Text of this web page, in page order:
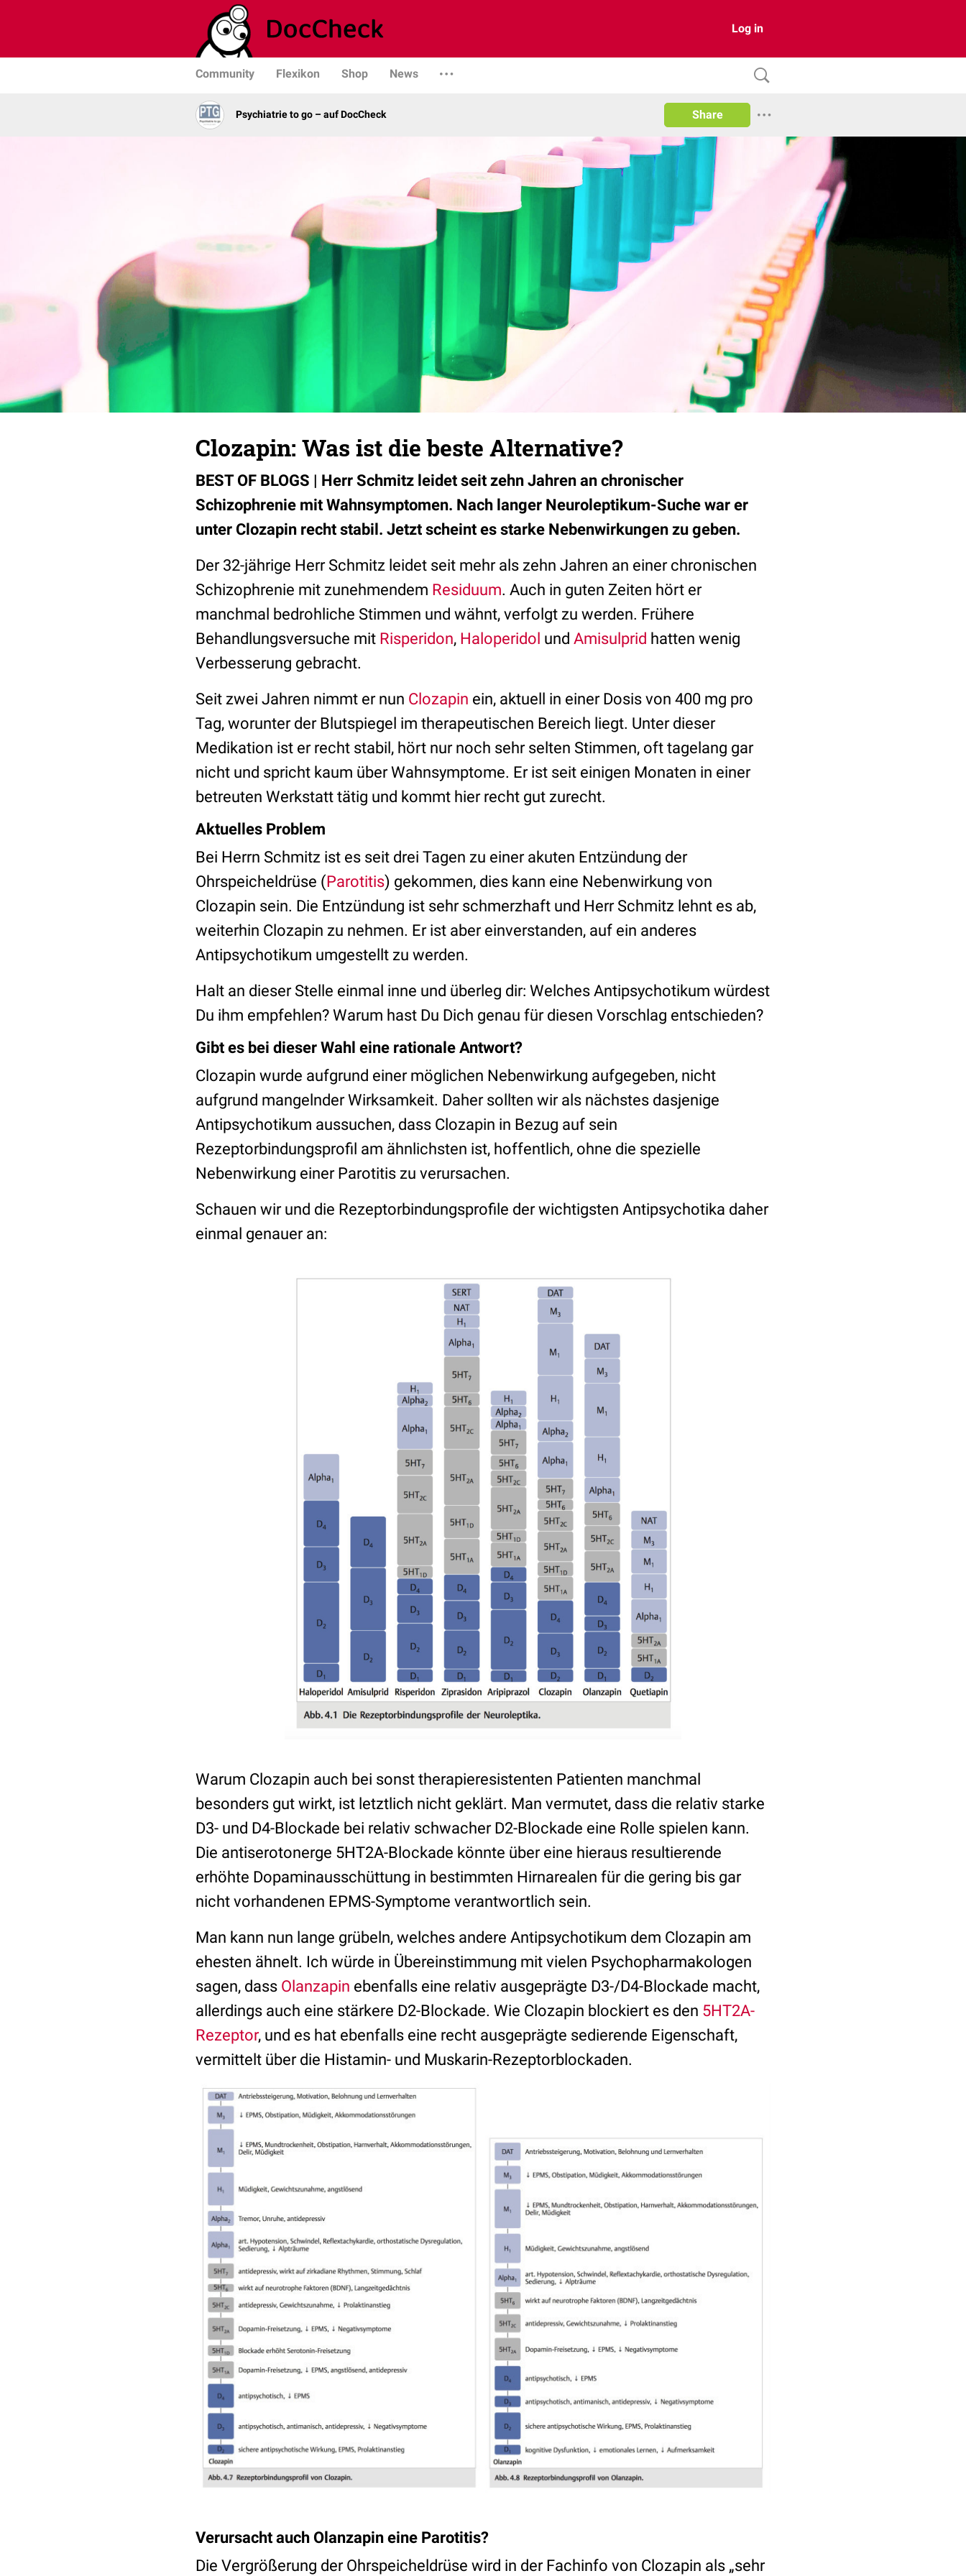
Log in
Community Flexikon Shop News
Psychiatrie to go – auf DocCheck Share
Clozapin: Was ist die beste Alternative?
BEST OF BLOGS | Herr Schmitz leidet seit zehn Jahren an chronischer
Schizophrenie mit Wahnsymptomen. Nach langer Neuroleptikum-Suche war er
unter Clozapin recht stabil. Jetzt scheint es starke Nebenwirkungen zu geben.
Der 32-jährige Herr Schmitz leidet seit mehr als zehn Jahren an einer chronischen
Schizophrenie mit zunehmendem Residuum. Auch in guten Zeiten hört er
manchmal bedrohliche Stimmen und wähnt, verfolgt zu werden. Frühere
Behandlungsversuche mit Risperidon, Haloperidol und Amisulprid hatten wenig
Verbesserung gebracht.
Seit zwei Jahren nimmt er nun Clozapin ein, aktuell in einer Dosis von 400 mg pro
Tag, worunter der Blutspiegel im therapeutischen Bereich liegt. Unter dieser
Medikation ist er recht stabil, hört nur noch sehr selten Stimmen, oft tagelang gar
nicht und spricht kaum über Wahnsymptome. Er ist seit einigen Monaten in einer
betreuten Werkstatt tätig und kommt hier recht gut zurecht.
Aktuelles Problem
Bei Herrn Schmitz ist es seit drei Tagen zu einer akuten Entzündung der
Ohrspeicheldrüse (Parotitis) gekommen, dies kann eine Nebenwirkung von
Clozapin sein. Die Entzündung ist sehr schmerzhaft und Herr Schmitz lehnt es ab,
weiterhin Clozapin zu nehmen. Er ist aber einverstanden, auf ein anderes
Antipsychotikum umgestellt zu werden.
Halt an dieser Stelle einmal inne und überleg dir: Welches Antipsychotikum würdest
Du ihm empfehlen? Warum hast Du Dich genau für diesen Vorschlag entschieden?
Gibt es bei dieser Wahl eine rationale Antwort?
Clozapin wurde aufgrund einer möglichen Nebenwirkung aufgegeben, nicht
aufgrund mangelnder Wirksamkeit. Daher sollten wir als nächstes dasjenige
Antipsychotikum aussuchen, dass Clozapin in Bezug auf sein
Rezeptorbindungsprofil am ähnlichsten ist, hoffentlich, ohne die spezielle
Nebenwirkung einer Parotitis zu verursachen.
Schauen wir und die Rezeptorbindungsprofile der wichtigsten Antipsychotika daher
einmal genauer an:
Warum Clozapin auch bei sonst therapieresistenten Patienten manchmal
besonders gut wirkt, ist letztlich nicht geklärt. Man vermutet, dass die relativ starke
D3- und D4-Blockade bei relativ schwacher D2-Blockade eine Rolle spielen kann.
Die antiserotonerge 5HT2A-Blockade könnte über eine hieraus resultierende
erhöhte Dopaminausschüttung in bestimmten Hirnarealen für die gering bis gar
nicht vorhandenen EPMS-Symptome verantwortlich sein.
Man kann nun lange grübeln, welches andere Antipsychotikum dem Clozapin am
ehesten ähnelt. Ich würde in Übereinstimmung mit vielen Psychopharmakologen
sagen, dass Olanzapin ebenfalls eine relativ ausgeprägte D3-/D4-Blockade macht,
allerdings auch eine stärkere D2-Blockade. Wie Clozapin blockiert es den 5HT2A-
Rezeptor, und es hat ebenfalls eine recht ausgeprägte sedierende Eigenschaft,
vermittelt über die Histamin- und Muskarin-Rezeptorblockaden.
Verursacht auch Olanzapin eine Parotitis?
Die Vergrößerung der Ohrspeicheldrüse wird in der Fachinfo von Clozapin als „sehr